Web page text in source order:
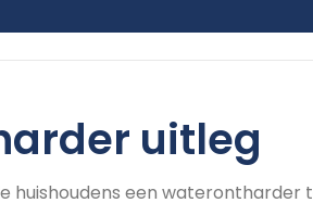
uitleg
huishoudens een